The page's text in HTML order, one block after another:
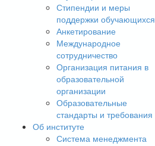
Стипендии и меры
поддержки обучающихся
Анкетирование
Международное
сотрудничество
Организация питания в
образовательной
организации
Образовательные
стандарты и требования
Об институте
Система менеджмента